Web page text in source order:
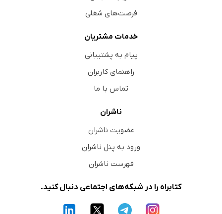
فرصت‌های شغلی
خدمات مشتریان
پیام به پشتیبانی
راهنمای کاربران
تماس با ما
ناشران
عضویت ناشران
ورود به پنل ناشران
فهرست ناشران
کتابراه را در شبکه‌های اجتماعی دنبال کنید.